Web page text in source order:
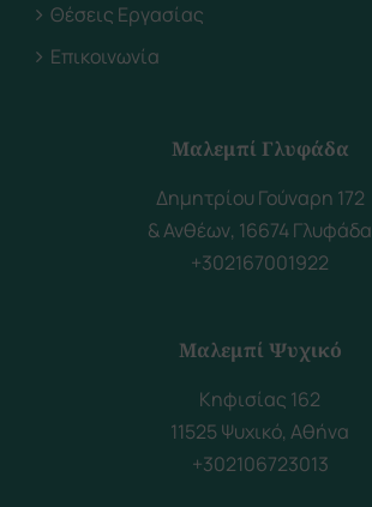
Θέσεις Εργασίας
Επικοινωνία
Μαλεμπί Γλυφάδα
Δημητρίου Γούναρη 172
& Ανθέων, 16674 Γλυφάδα
+302167001922
Μαλεμπί Ψυχικό
Κηφισίας 162
11525 Ψυχικό, Αθήνα
+302106723013